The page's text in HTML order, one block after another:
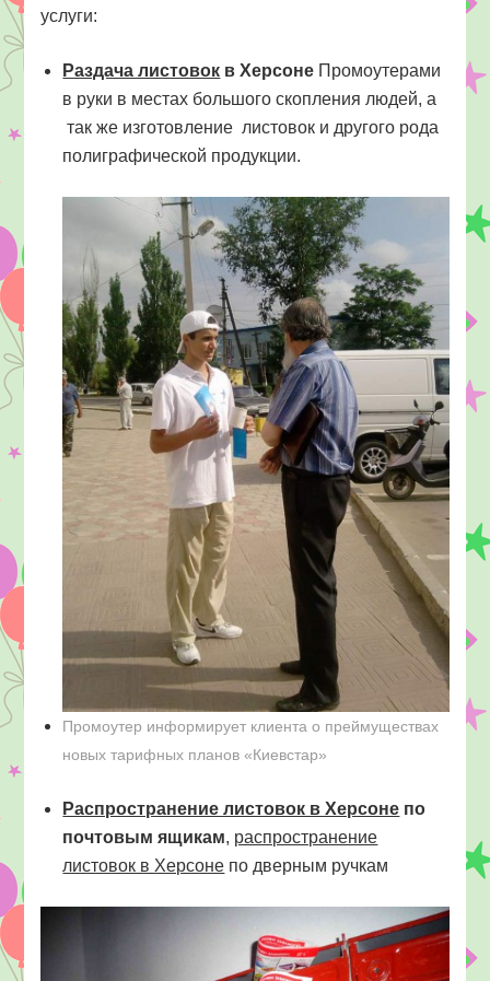
услуги:
Раздача листовок в Херсоне Промоутерами
в руки в местах большого скопления людей, а
так же изготовление листовок и другого рода
полиграфической продукции.
Промоутер информирует клиента о преймуществах
новых тарифных планов «Киевстар»
Распространение листовок в Херсоне по
почтовым ящикам, распространение
листовок в Херсоне по дверным ручкам